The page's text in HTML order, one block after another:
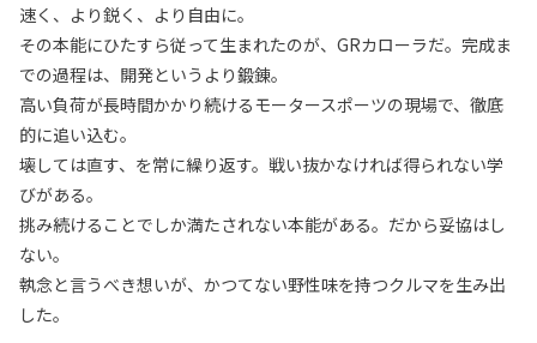
速く、より鋭く、より自由に。
その本能にひたすら従って生まれたのが、GRカローラだ。完成ま
での過程は、開発というより鍛錬。
高い負荷が長時間かかり続けるモータースポーツの現場で、徹底
的に追い込む。
壊しては直す、を常に繰り返す。戦い抜かなければ得られない学
びがある。
挑み続けることでしか満たされない本能がある。だから妥協はし
ない。
執念と言うべき想いが、かつてない野性味を持つクルマを生み出
した。